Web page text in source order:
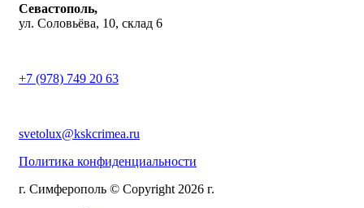
Севастополь,
ул. Соловьёва, 10, склад 6
+7 (978) 749 20 63
svetolux@kskcrimea.ru
Политика конфиденциальности
г. Симферополь © Copyright 2026 г.